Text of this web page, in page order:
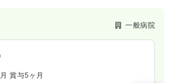
一般病院
賞与5ヶ月